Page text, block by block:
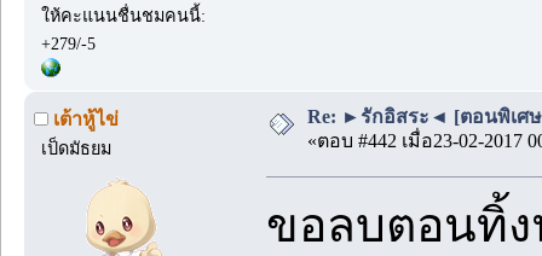
ให้คะแนนชื่นชมคนนี้:
+279/-5
เต้าหู้ไข่
เป็ดมัธยม
Re: ►รักอิสระ◄ [ตอนพิเศษ
«ตอบ #442 เมื่อ23-02-2017
ขอลบตอนทิ้ง